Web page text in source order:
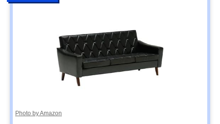
Photo by Amazon